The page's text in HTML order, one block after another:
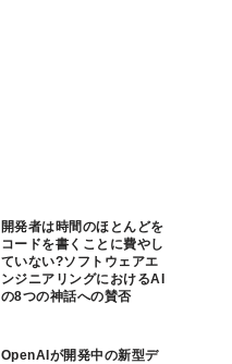
開発者は時間のほとんどを
コードを書くことに費やし
ていない?ソフトウェアエ
ンジニアリングにおけるAI
の8つの神話への賛否
OpenAIが開発中の新型デ